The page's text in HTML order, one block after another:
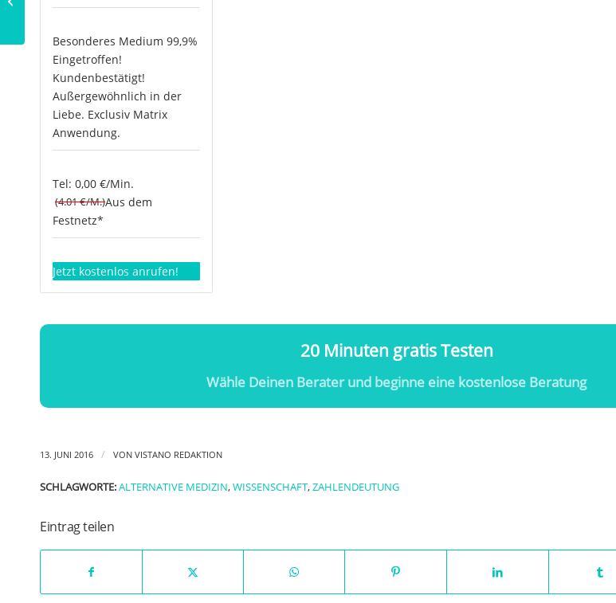
Besonderes Medium 99,9%
Eingetroffen!
Kundenbestätigt!
Außergewöhnlich in der
Liebe. Exclusiv Matrix
Anwendung.
Tel: 0,00 €/Min.
(4.01 €/M.)Aus dem
Festnetz*
Jetzt kostenlos anrufen!
20 Minuten gratis Testen
Wähle Deinen Berater und beginne eine kostenlose Beratung
13. JUNI 2016 / VON VISTANO REDAKTION
SCHLAGWORTE:ALTERNATIVE MEDIZIN,WISSENSCHAFT,ZAHLENDEUTUNG
Eintrag teilen
Drache